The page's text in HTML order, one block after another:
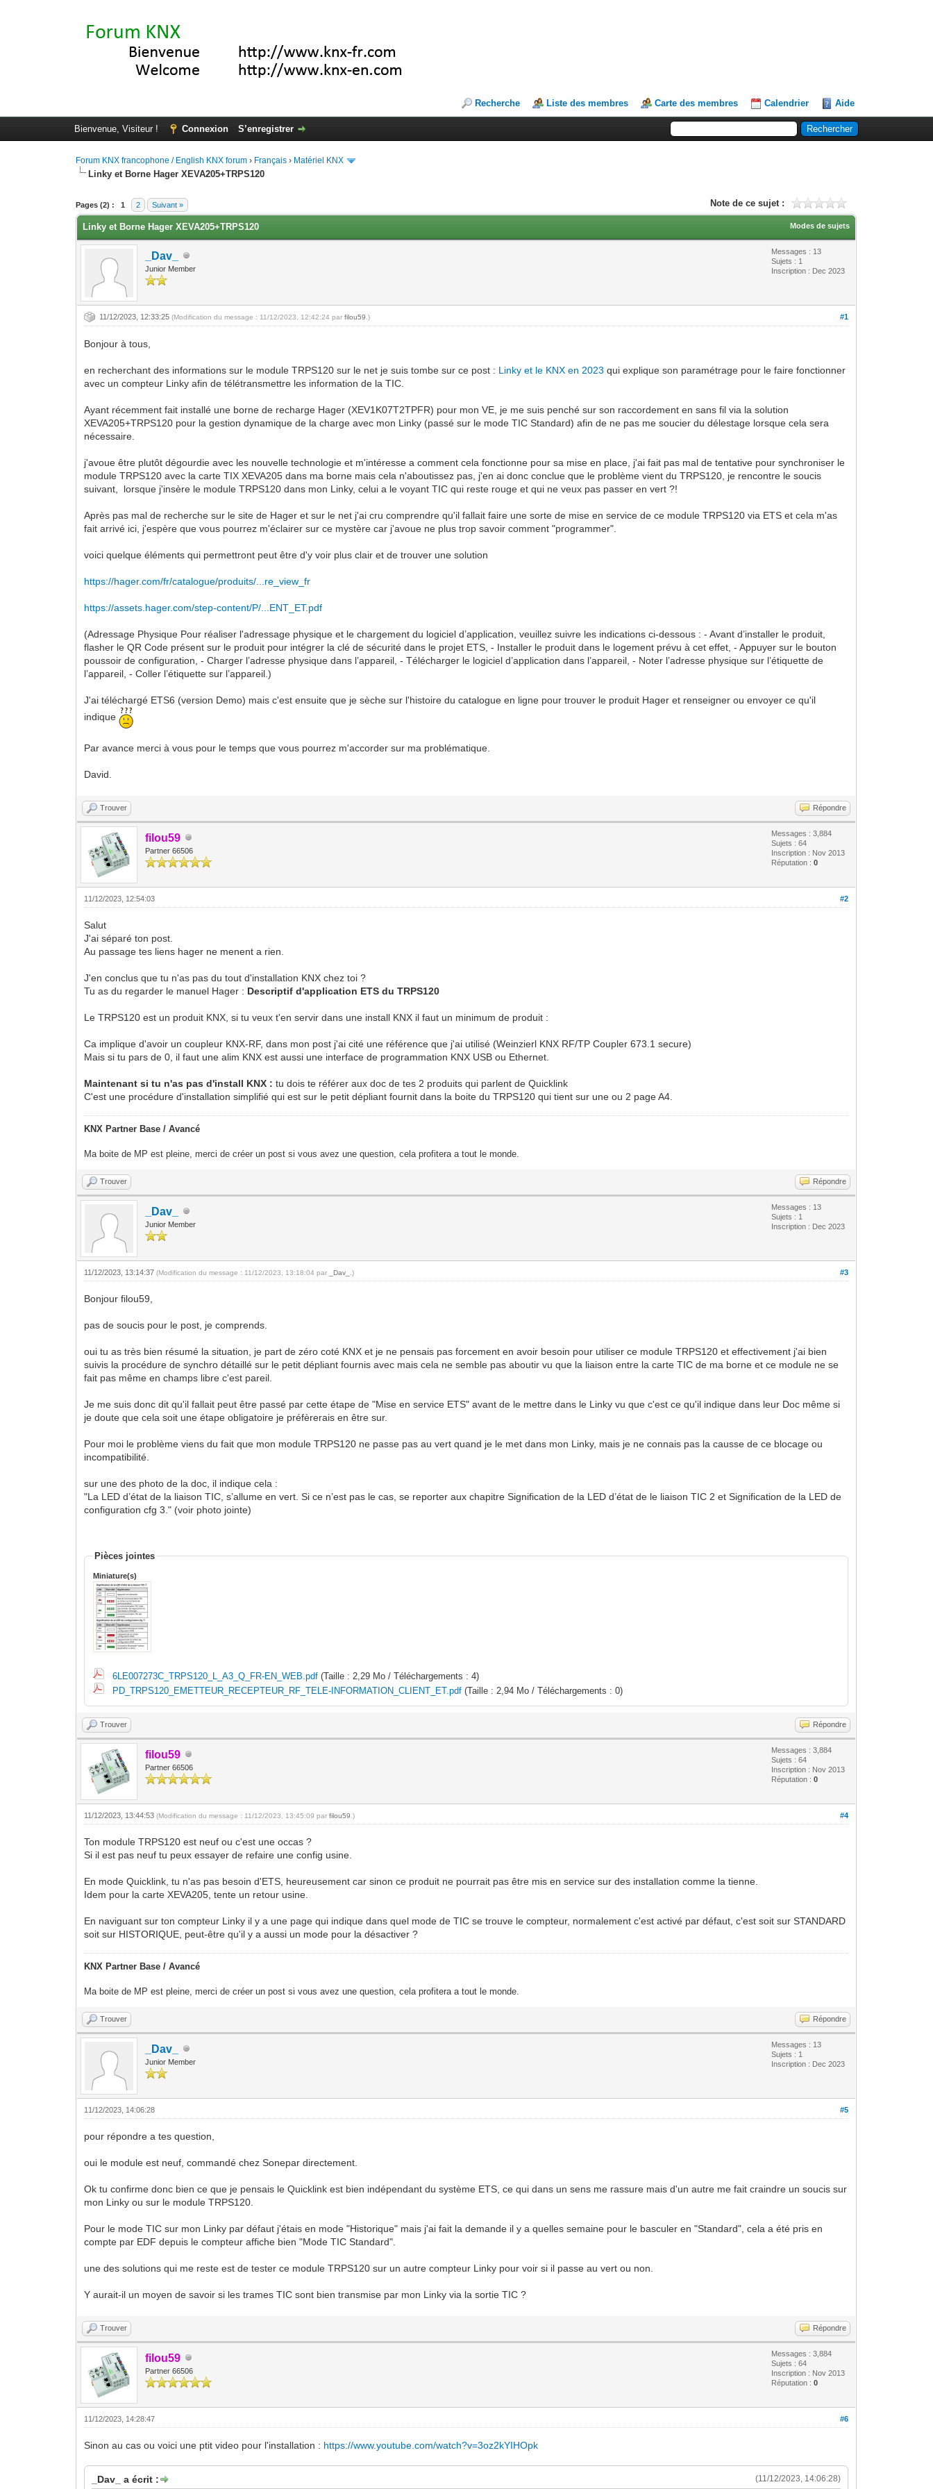
Recherche Liste des membres Carte des membres Calendrier Aide
Bienvenue, Visiteur ! Connexion S’enregistrer
Forum KNX francophone / English KNX forum › Français › Matériel KNX
Linky et Borne Hager XEVA205+TRPS120
Pages (2) : 1 2 Suivant » Note de ce sujet :
Moyenne : 0 (0 vote(s))
1
2
3
4
5
Modes de sujets
Linky et Borne Hager XEVA205+TRPS120
_Dav_
Junior Member
Messages : 13
Sujets : 1
Inscription : Dec 2023
#1
11/12/2023, 12:33:25(Modification du message : 11/12/2023, 12:42:24 parfilou59 .)
Bonjour à tous,
en recherchant des informations sur le module TRPS120 sur le net je suis tombe sur ce post : Linky et le KNX en 2023 qui explique son paramétrage pour le faire fonctionner
avec un compteur Linky afin de télétransmettre les information de la TIC.
Ayant récemment fait installé une borne de recharge Hager (XEV1K07T2TPFR) pour mon VE, je me suis penché sur son raccordement en sans fil via la solution
XEVA205+TRPS120 pour la gestion dynamique de la charge avec mon Linky (passé sur le mode TIC Standard) afin de ne pas me soucier du délestage lorsque cela sera
nécessaire.
j'avoue être plutôt dégourdie avec les nouvelle technologie et m'intéresse a comment cela fonctionne pour sa mise en place, j'ai fait pas mal de tentative pour synchroniser le
module TRPS120 avec la carte TIX XEVA205 dans ma borne mais cela n'aboutissez pas, j'en ai donc conclue que le problème vient du TRPS120, je rencontre le soucis
suivant, lorsque j'insère le module TRPS120 dans mon Linky, celui a le voyant TIC qui reste rouge et qui ne veux pas passer en vert ?!
Après pas mal de recherche sur le site de Hager et sur le net j'ai cru comprendre qu'il fallait faire une sorte de mise en service de ce module TRPS120 via ETS et cela m'as
fait arrivé ici, j'espère que vous pourrez m'éclairer sur ce mystère car j'avoue ne plus trop savoir comment "programmer".
voici quelque éléments qui permettront peut être d'y voir plus clair et de trouver une solution
https://hager.com/fr/catalogue/produits/...re_view_fr
https://assets.hager.com/step-content/P/...ENT_ET.pdf
(Adressage Physique Pour réaliser l'adressage physique et le chargement du logiciel d’application, veuillez suivre les indications ci-dessous : - Avant d’installer le produit,
flasher le QR Code présent sur le produit pour intégrer la clé de sécurité dans le projet ETS, - Installer le produit dans le logement prévu à cet effet, - Appuyer sur le bouton
poussoir de configuration, - Charger l’adresse physique dans l’appareil, - Télécharger le logiciel d’application dans l’appareil, - Noter l’adresse physique sur l’étiquette de
l’appareil, - Coller l’étiquette sur l’appareil.)
J'ai téléchargé ETS6 (version Demo) mais c'est ensuite que je sèche sur l'histoire du catalogue en ligne pour trouver le produit Hager et renseigner ou envoyer ce qu'il
indique
Par avance merci à vous pour le temps que vous pourrez m'accorder sur ma problématique.
David.
Trouver Répondre
filou59
Partner 66506
Messages : 3,884
Sujets : 64
Inscription : Nov 2013
Réputation :0
#2
11/12/2023, 12:54:03
Salut
J'ai séparé ton post.
Au passage tes liens hager ne menent a rien.
J'en conclus que tu n'as pas du tout d'installation KNX chez toi ?
Tu as du regarder le manuel Hager : Descriptif d'application ETS du TRPS120
Le TRPS120 est un produit KNX, si tu veux t'en servir dans une install KNX il faut un minimum de produit :
Ca implique d'avoir un coupleur KNX-RF, dans mon post j'ai cité une référence que j'ai utilisé (Weinzierl KNX RF/TP Coupler 673.1 secure)
Mais si tu pars de 0, il faut une alim KNX est aussi une interface de programmation KNX USB ou Ethernet.
Maintenant si tu n'as pas d'install KNX : tu dois te référer aux doc de tes 2 produits qui parlent de Quicklink
C'est une procédure d'installation simplifié qui est sur le petit dépliant fournit dans la boite du TRPS120 qui tient sur une ou 2 page A4.
KNX Partner Base / Avancé
Ma boite de MP est pleine, merci de créer un post si vous avez une question, cela profitera a tout le monde.
Trouver Répondre
_Dav_
Junior Member
Messages : 13
Sujets : 1
Inscription : Dec 2023
#3
11/12/2023, 13:14:37(Modification du message : 11/12/2023, 13:18:04 par _Dav_ .)
Bonjour filou59,
pas de soucis pour le post, je comprends.
oui tu as très bien résumé la situation, je part de zéro coté KNX et je ne pensais pas forcement en avoir besoin pour utiliser ce module TRPS120 et effectivement j'ai bien
suivis la procédure de synchro détaillé sur le petit dépliant fournis avec mais cela ne semble pas aboutir vu que la liaison entre la carte TIC de ma borne et ce module ne se
fait pas même en champs libre c'est pareil.
Je me suis donc dit qu'il fallait peut être passé par cette étape de "Mise en service ETS" avant de le mettre dans le Linky vu que c'est ce qu'il indique dans leur Doc même si
je doute que cela soit une étape obligatoire je préfèrerais en être sur.
Pour moi le problème viens du fait que mon module TRPS120 ne passe pas au vert quand je le met dans mon Linky, mais je ne connais pas la causse de ce blocage ou
incompatibilité.
sur une des photo de la doc, il indique cela :
"La LED d’état de la liaison TIC, s’allume en vert. Si ce n’est pas le cas, se reporter aux chapitre Signification de la LED d’état de le liaison TIC 2 et Signification de la LED de
configuration cfg 3." (voir photo jointe)
Pièces jointes
Miniature(s)
6LE007273C_TRPS120_L_A3_Q_FR-EN_WEB.pdf (Taille : 2,29 Mo / Téléchargements : 4)
PD_TRPS120_EMETTEUR_RECEPTEUR_RF_TELE-INFORMATION_CLIENT_ET.pdf (Taille : 2,94 Mo / Téléchargements : 0)
Trouver Répondre
filou59
Partner 66506
Messages : 3,884
Sujets : 64
Inscription : Nov 2013
Réputation :0
#4
11/12/2023, 13:44:53(Modification du message : 11/12/2023, 13:45:09 parfilou59 .)
Ton module TRPS120 est neuf ou c'est une occas ?
Si il est pas neuf tu peux essayer de refaire une config usine.
En mode Quicklink, tu n'as pas besoin d'ETS, heureusement car sinon ce produit ne pourrait pas être mis en service sur des installation comme la tienne.
Idem pour la carte XEVA205, tente un retour usine.
En naviguant sur ton compteur Linky il y a une page qui indique dans quel mode de TIC se trouve le compteur, normalement c'est activé par défaut, c'est soit sur STANDARD
soit sur HISTORIQUE, peut-être qu'il y a aussi un mode pour la désactiver ?
KNX Partner Base / Avancé
Ma boite de MP est pleine, merci de créer un post si vous avez une question, cela profitera a tout le monde.
Trouver Répondre
_Dav_
Junior Member
Messages : 13
Sujets : 1
Inscription : Dec 2023
#5
11/12/2023, 14:06:28
pour répondre a tes question,
oui le module est neuf, commandé chez Sonepar directement.
Ok tu confirme donc bien ce que je pensais le Quicklink est bien indépendant du système ETS, ce qui dans un sens me rassure mais d'un autre me fait craindre un soucis sur
mon Linky ou sur le module TRPS120.
Pour le mode TIC sur mon Linky par défaut j'étais en mode "Historique" mais j'ai fait la demande il y a quelles semaine pour le basculer en "Standard", cela a été pris en
compte par EDF depuis le compteur affiche bien "Mode TIC Standard".
une des solutions qui me reste est de tester ce module TRPS120 sur un autre compteur Linky pour voir si il passe au vert ou non.
Y aurait-il un moyen de savoir si les trames TIC sont bien transmise par mon Linky via la sortie TIC ?
Trouver Répondre
filou59
Partner 66506
Messages : 3,884
Sujets : 64
Inscription : Nov 2013
Réputation :0
#6
11/12/2023, 14:28:47
Sinon au cas ou voici une ptit video pour l'installation : https://www.youtube.com/watch?v=3oz2kYIHOpk
(11/12/2023, 14:06:28)
_Dav_ a écrit :